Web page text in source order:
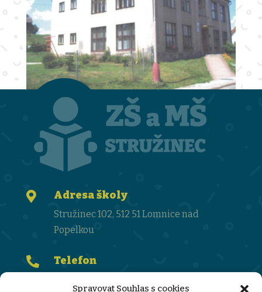
Spravovat Souhlas s cookies
 Adresa školy
Stružinec 102, 512 51 Lomnice nad
Popelkou
 Telefon